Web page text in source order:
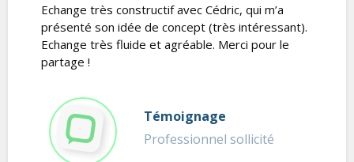
Echange très constructif avec Cédric, qui m’a
présenté son idée de concept (très intéressant).
Echange très fluide et agréable. Merci pour le
partage !
Témoignage
Professionnel sollicité